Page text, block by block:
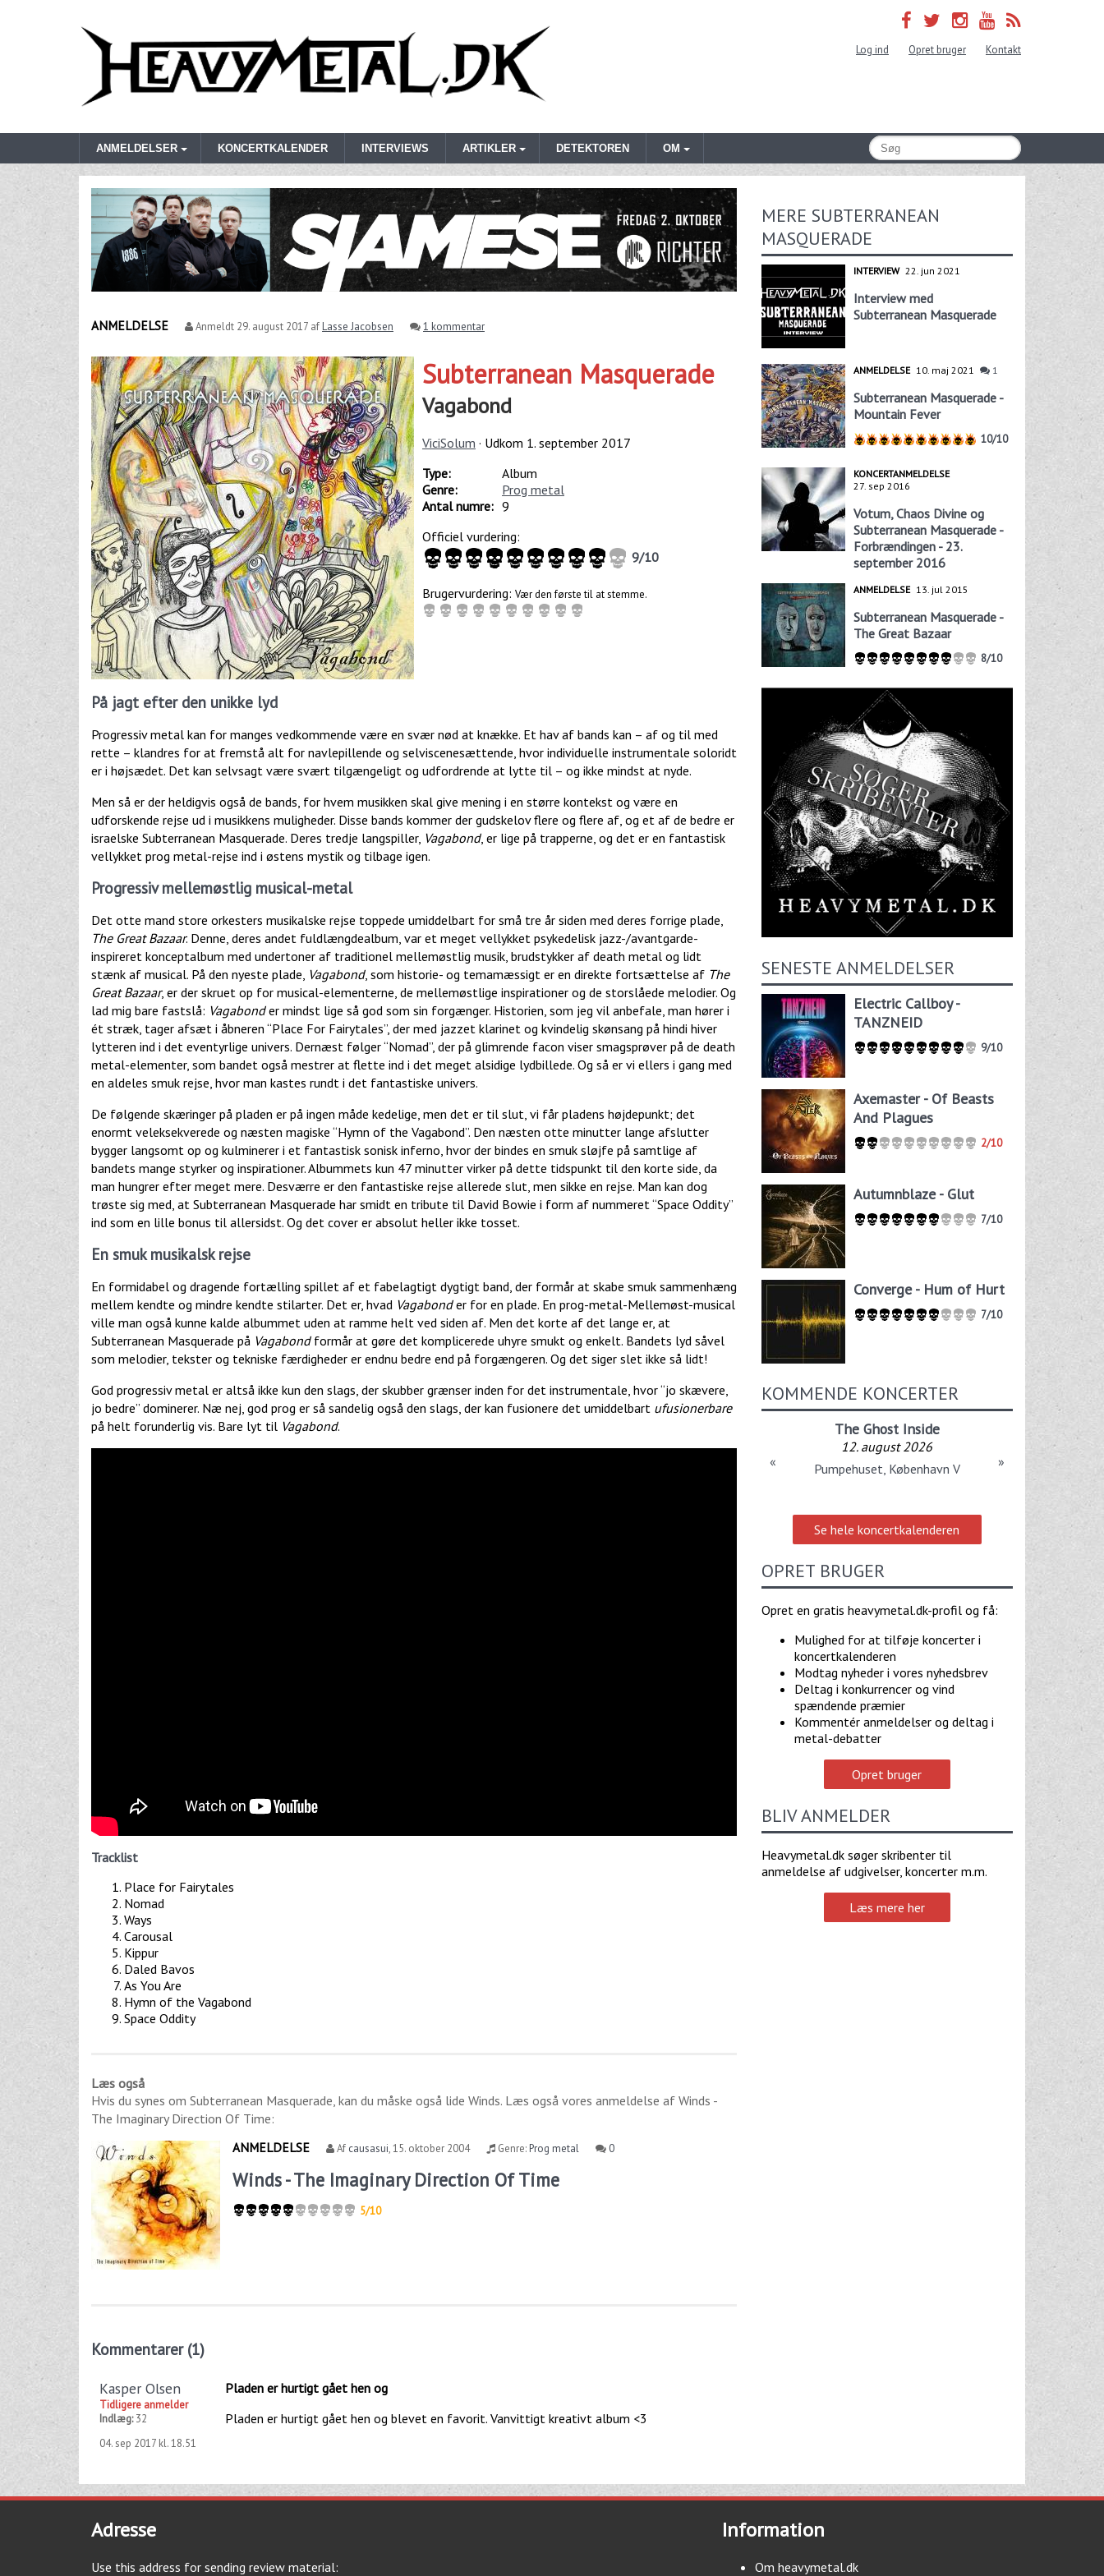
Log ind Opret bruger Kontakt
ANMELDELSER KONCERTKALENDER INTERVIEWS ARTIKLER DETEKTOREN OM
ANMELDELSE Anmeldt 29. august 2017 afLasse Jacobsen 1 kommentar
Subterranean Masquerade
Vagabond
ViciSolum · Udkom 1. september 2017
Type:
Album
Genre:
Prog metal
Antal numre: 9
Officiel vurdering:
9/10
Brugervurdering: Vær den første til at stemme.
På jagt efter den unikke lyd
Progressiv metal kan for manges vedkommende være en svær nød at knække. Et hav af bands kan – af og til med
rette – klandres for at fremstå alt for navlepillende og selviscenesættende, hvor individuelle instrumentale soloridt
er i højsædet. Det kan selvsagt være svært tilgængeligt og udfordrende at lytte til – og ikke mindst at nyde.
Men så er der heldigvis også de bands, for hvem musikken skal give mening i en større kontekst og være en
udforskende rejse ud i musikkens muligheder. Disse bands kommer der gudskelov flere og flere af, og et af de bedre er
israelske Subterranean Masquerade. Deres tredje langspiller, Vagabond, er lige på trapperne, og det er en fantastisk
vellykket prog metal-rejse ind i østens mystik og tilbage igen.
Progressiv mellemøstlig musical-metal
Det otte mand store orkesters musikalske rejse toppede umiddelbart for små tre år siden med deres forrige plade,
The Great Bazaar. Denne, deres andet fuldlængdealbum, var et meget vellykket psykedelisk jazz-/avantgarde-
inspireret konceptalbum med undertoner af traditionel mellemøstlig musik, brudstykker af death metal og lidt
stænk af musical. På den nyeste plade, Vagabond, som historie- og temamæssigt er en direkte fortsættelse af The
Great Bazaar, er der skruet op for musical-elementerne, de mellemøstlige inspirationer og de storslåede melodier. Og
lad mig bare fastslå: Vagabonder mindst lige så god som sin forgænger. Historien, som jeg vil anbefale, man hører i
ét stræk, tager afsæt i åbneren “Place For Fairytales”, der med jazzet klarinet og kvindelig skønsang på hindi hiver
lytteren ind i det eventyrlige univers. Dernæst følger “Nomad”, der på glimrende facon viser smagsprøver på de death
metal-elementer, som bandet også mestrer at flette ind i det meget alsidige lydbillede. Og så er vi ellers i gang med
en aldeles smuk rejse, hvor man kastes rundt i det fantastiske univers.
De følgende skæringer på pladen er på ingen måde kedelige, men det er til slut, vi får pladens højdepunkt; det
enormt veleksekverede og næsten magiske “Hymn of the Vagabond”. Den næsten otte minutter lange afslutter
bygger langsomt op og kulminerer i et fantastisk sonisk inferno, hvor der bindes en smuk sløjfe på samtlige af
bandets mange styrker og inspirationer. Albummets kun 47 minutter virker på dette tidspunkt til den korte side, da
man hungrer efter meget mere. Desværre er den fantastiske rejse allerede slut, men sikke en rejse. Man kan dog
trøste sig med, at Subterranean Masquerade har smidt en tribute til David Bowie i form af nummeret “Space Oddity”
ind som en lille bonus til allersidst. Og det cover er absolut heller ikke tosset.
En smuk musikalsk rejse
En formidabel og dragende fortælling spillet af et fabelagtigt dygtigt band, der formår at skabe smuk sammenhæng
mellem kendte og mindre kendte stilarter. Det er, hvad Vagabonder for en plade. En prog-metal-Mellemøst-musical
ville man også kunne kalde albummet uden at ramme helt ved siden af. Men det korte af det lange er, at
Subterranean Masquerade på Vagabondformår at gøre det komplicerede uhyre smukt og enkelt. Bandets lyd såvel
som melodier, tekster og tekniske færdigheder er endnu bedre end på forgængeren. Og det siger slet ikke så lidt!
God progressiv metal er altså ikke kun den slags, der skubber grænser inden for det instrumentale, hvor “jo skævere,
jo bedre” dominerer. Næ nej, god prog er så sandelig også den slags, der kan fusionere det umiddelbart ufusionerbare
på helt forunderlig vis. Bare lyt til Vagabond.
Tracklist
Place for Fairytales
Nomad
Ways
Carousal
Kippur
Daled Bavos
As You Are
Hymn of the Vagabond
Space Oddity
Læs også
Hvis du synes om Subterranean Masquerade , kan du måske også lide Winds. Læs også vores anmeldelse af Winds -
The Imaginary Direction Of Time:
ANMELDELSE
Af causasui,15. oktober 2004 Genre:Prog metal 0
Winds - The Imaginary Direction Of Time
5/10
Kommentarer (1)
Kasper Olsen
Tidligere anmelder
Indlæg:32
04. sep 2017 kl. 18.51
Pladen er hurtigt gået hen og
Pladen er hurtigt gået hen og blevet en favorit. Vanvittigt kreativt album <3
MERE SUBTERRANEAN
MASQUERADE
INTERVIEW 22. jun 2021
Interview med
Subterranean Masquerade
ANMELDELSE 10. maj 2021 1
Subterranean Masquerade -
Mountain Fever
10/10
KONCERTANMELDELSE
27. sep 2016
Votum, Chaos Divine og
Subterranean Masquerade -
Forbrændingen - 23.
september 2016
ANMELDELSE 13. jul 2015
Subterranean Masquerade -
The Great Bazaar
8/10
SENESTE ANMELDELSER
Electric Callboy -
TANZNEID
9/10
Axemaster - Of Beasts
And Plagues
2/10
Autumnblaze - Glut
7/10
Converge - Hum of Hurt
7/10
KOMMENDE KONCERTER
The Ghost Inside
12. august 2026
Pumpehuset, København V
« »
Se hele koncertkalenderen
OPRET BRUGER
Opret en gratis heavymetal.dk-profil og få:
Mulighed for at tilføje koncerter i
koncertkalenderen
Modtag nyheder i vores nyhedsbrev
Deltag i konkurrencer og vind
spændende præmier
Kommentér anmeldelser og deltag i
metal-debatter
Opret bruger
BLIV ANMELDER
Heavymetal.dk søger skribenter til
anmeldelse af udgivelser, koncerter m.m.
Læs mere her
Adresse
Use this address for sending review material:
Information
Om heavymetal.dk